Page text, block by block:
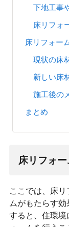
下地工事
床リフォ
床リフォー
現状の床
新しい床
施工後の
まとめ
床リフォ
ここでは、床
ムがもたらす
すると、住環